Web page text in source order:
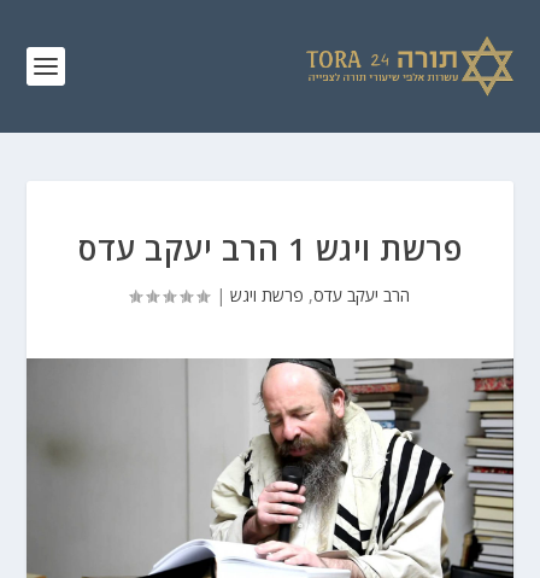
פרשת ויגש 1 הרב יעקב עדס
הרב יעקב עדס, פרשת ויגש |